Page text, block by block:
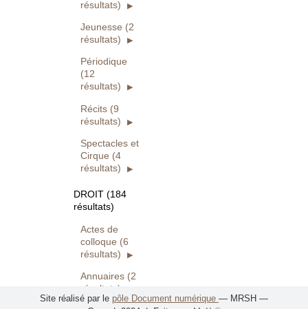
résultats)
Jeunesse (2
résultats)
Périodique
(12
résultats)
Récits (9
résultats)
Spectacles et
Cirque (4
résultats)
DROIT (184
résultats)
Actes de
colloque (6
résultats)
Annuaires (2
résultats)
Site réalisé par le pôle Document numérique — MRSH —